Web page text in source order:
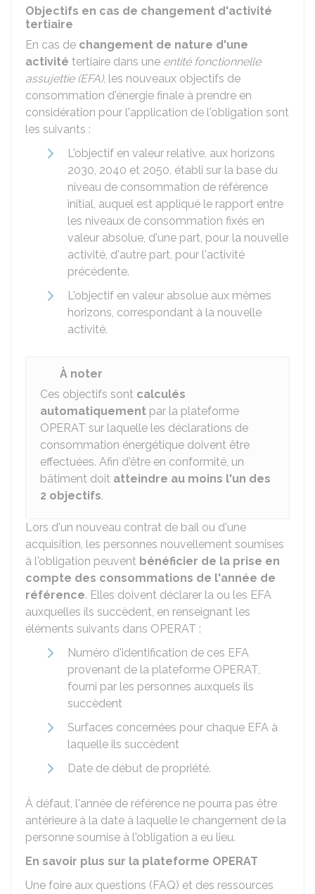
Objectifs en cas de changement d'activité
tertiaire
En cas de changement de nature d'une
activité tertiaire dans une entité fonctionnelle
assujettie (EFA), les nouveaux objectifs de
consommation d'énergie finale à prendre en
considération pour l'application de l'obligation sont
les suivants :
L'objectif en valeur relative, aux horizons
2030, 2040 et 2050, établi sur la base du
niveau de consommation de référence
initial, auquel est appliqué le rapport entre
les niveaux de consommation fixés en
valeur absolue, d'une part, pour la nouvelle
activité, d'autre part, pour l'activité
précédente.
L'objectif en valeur absolue aux mêmes
horizons, correspondant à la nouvelle
activité.
À noter
Ces objectifs sont calculés
automatiquement par la plateforme
OPERAT sur laquelle les déclarations de
consommation énergétique doivent être
effectuées. Afin d'être en conformité, un
bâtiment doit atteindre au moins l'un des
2 objectifs.
Lors d'un nouveau contrat de bail ou d'une
acquisition, les personnes nouvellement soumises
à l'obligation peuvent bénéficier de la prise en
compte des consommations de l'année de
référence. Elles doivent déclarer la ou les EFA
auxquelles ils succèdent, en renseignant les
éléments suivants dans OPERAT :
Numéro d'identification de ces EFA
provenant de la plateforme OPERAT,
fourni par les personnes auxquels ils
succèdent
Surfaces concernées pour chaque EFA à
laquelle ils succèdent
Date de début de propriété.
À défaut, l'année de référence ne pourra pas être
antérieure à la date à laquelle le changement de la
personne soumise à l'obligation a eu lieu.
En savoir plus sur la plateforme OPERAT
Une foire aux questions (FAQ) et des ressources